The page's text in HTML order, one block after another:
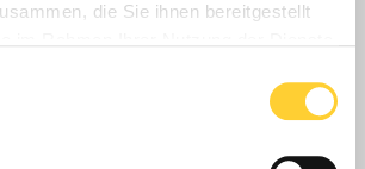
die Sie ihnen bereitgestellt